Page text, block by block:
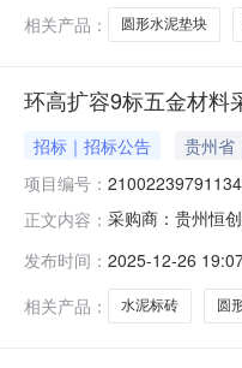
相关产品：
圆形水泥垫块
环高扩容9标五金材料
招标｜招标公告 贵州省
项目编号：
正文内容： 采购商：贵州恒
目部商机详细信
发布时间： 2025-12-26
相关产品：
水泥标砖 圆